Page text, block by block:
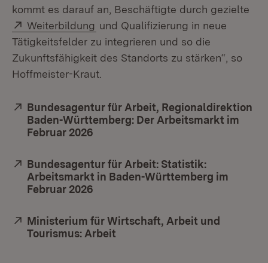
kommt es darauf an, Beschäftigte durch gezielte
Extern:
Weiterbildung (Öffnet in neuem Fenster)
und Qualifizierung in neue
Tätigkeitsfelder zu integrieren und so die
Zukunftsfähigkeit des Standorts zu stärken“, so
Hoffmeister-Kraut.
Extern:
Bundesagentur für Arbeit, Regionaldirektion
Baden-Württemberg: Der Arbeitsmarkt im
Februar 2026
Extern:
Bundesagentur für Arbeit: Statistik:
Arbeitsmarkt in Baden-Württemberg im
Februar 2026
Extern:
Ministerium für Wirtschaft, Arbeit und
Tourismus: Arbeit